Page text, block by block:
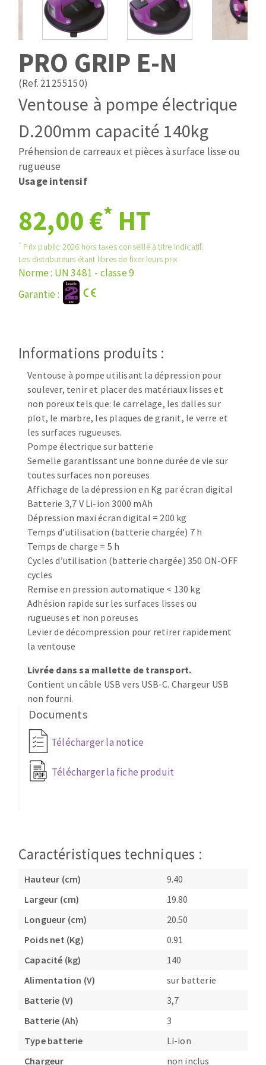
Pose des joints
Nettoyage
Mèches
Fraises carbure
Fers et plaquettes
Lames de scie à ruban
ABRASIFS APPLIQUÉS
Disques auto-agrippant
Patins
Bandes abrasives
Disques fibre et papier
Cales à poncer et patins
Eponges abrasive
Plateaux supports
DISQUES ABRASIFS
Disques abrasifs agglomérés
Meules d'ébarbage
TRAITEMENT DE SURFACE
Disques à lamelles
Disques fibre
Roues à lamelles
Meules de tourets
Bandes sans fin
Rouleaux d'atelier
Aspirateurs
MACHINES POUR LE TRAVAIL DU MÉTAL
Tronçonneuses
Scies à ruban
Perceuses
Perceuses magnétiques
Affuteurs de forets
Tourets
Ponceuses
Tours à métaux
OUTILS COUPANTS
Fraises scies
Rubans
Forets métaux
PRO GRIP E-N
(Ref. 21255150)
Ventouse à pompe électrique
D.200mm capacité 140kg
Préhension de carreaux et pièces à surface lisse ou
rugueuse
Usage intensif
82,00 €* HT
* Prix public 2026 hors taxes conseillé à titre indicatif.
Les distributeurs étant libres de fixer leurs prix
Norme : UN 3481 - classe 9
Garantie :
Informations produits :
Ventouse à pompe utilisant la dépression pour
soulever, tenir et placer des matériaux lisses et
non poreux tels que: le carrelage, les dalles sur
plot, le marbre, les plaques de granit, le verre et
les surfaces rugueuses.
Pompe électrique sur batterie
Semelle garantissant une bonne durée de vie sur
toutes surfaces non poreuses
Affichage de la dépression en Kg par écran digital
Batterie 3,7 V Li-ion 3000 mAh
Dépression maxi écran digital = 200 kg
Temps d’utilisation (batterie chargée) 7 h
Temps de charge = 5 h
Cycles d’utilisation (batterie chargée) 350 ON-OFF
cycles
Remise en pression automatique < 130 kg
Adhésion rapide sur les surfaces lisses ou
rugueuses et non poreuses
Levier de décompression pour retirer rapidement
la ventouse
Livrée dans sa mallette de transport.
Contient un câble USB vers USB-C. Chargeur USB
non fourni.
Documents
Télécharger la notice
Télécharger la fiche produit
Caractéristiques techniques :
Hauteur (cm)
9.40
Largeur (cm)
19.80
Longueur (cm)
20.50
Poids net (Kg)
0.91
Capacité (kg)
140
Alimentation (V)
sur batterie
Batterie (V)
3,7
Batterie (Ah)
3
Type batterie
Li-ion
Chargeur
non inclus